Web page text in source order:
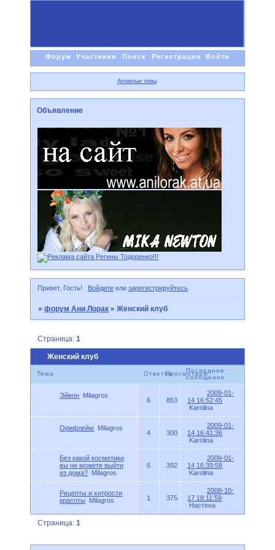
Форум Участники Поиск Регистрация Войти
Активные темы
Объявление
Привет, Гость! Войдитеили зарегистрируйтесь.
»форум Ани Лорак »Женский клуб
Женский клуб
Страница:1
Тема ОтветовПросмотров
Последнее
сообщение
Эйвон Milagros
6 853
2009-01-
14 16:52:45
Karolina
Орифлейм Milagros
4 300
2009-01-
14 16:41:36
Karolina
Без какой косметики
вы не можете выйти
из дома? Milagros
6 392
2009-01-
14 16:39:58
Karolina
Рецепты и хитрости
красоты
Milagros 1 375
2008-10-
17 18:11:59
Настена
Страница:1